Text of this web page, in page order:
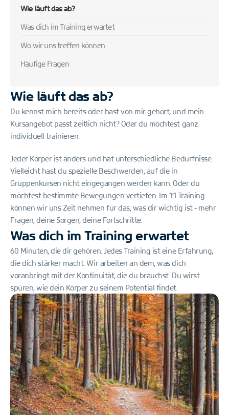
Wie läuft das ab?
Was dich im Training erwartet
Wo wir uns treffen können
Häufige Fragen
Wie läuft das ab?
Du kennst mich bereits oder hast von mir gehört, und mein
Kursangebot passt zeitlich nicht? Oder du möchtest ganz
individuell trainieren.
Jeder Körper ist anders und hat unterschiedliche Bedürfnisse.
Vielleicht hast du spezielle Beschwerden, auf die in
Gruppenkursen nicht eingegangen werden kann. Oder du
möchtest bestimmte Bewegungen vertiefen. Im 1:1 Training
können wir uns Zeit nehmen für das, was dir wichtig ist - mehr
Fragen, deine Sorgen, deine Fortschritte.
Was dich im Training erwartet
60 Minuten, die dir gehören. Jedes Training ist eine Erfahrung,
die dich stärker macht. Wir arbeiten an dem, was dich
voranbringt mit der Kontinuität, die du brauchst. Du wirst
spüren, wie dein Körper zu seinem Potential findet.